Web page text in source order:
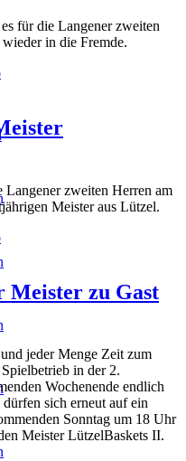
für die Langener zweiten
in die Fremde.
Langener zweiten Herren am
Meister aus Lützel.
Meister zu Gast
jeder Menge Zeit zum
in der 2.
Wochenende endlich
sich erneut auf ein
Sonntag um 18 Uhr
Meister LützelBaskets II.